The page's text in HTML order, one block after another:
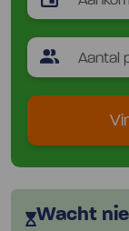
Wacht